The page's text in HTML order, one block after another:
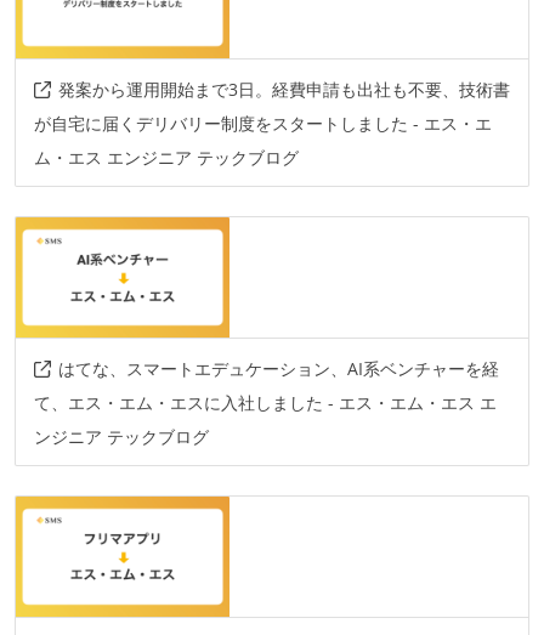
発案から運用開始まで3日。経費申請も出社も不要、技術書
が自宅に届くデリバリー制度をスタートしました - エス・エ
ム・エス エンジニア テックブログ
はてな、スマートエデュケーション、AI系ベンチャーを経
て、エス・エム・エスに入社しました - エス・エム・エス エ
ンジニア テックブログ